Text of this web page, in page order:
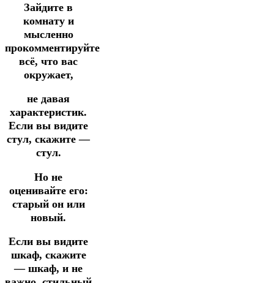
Зайдите в
комнату и
мысленно
прокомментируйте
всё, что вас
окружает,
не давая
характеристик.
Если вы видите
стул, скажите —
стул.
Но не
оценивайте его:
старый он или
новый.
Если вы видите
шкаф, скажите
— шкаф, и не